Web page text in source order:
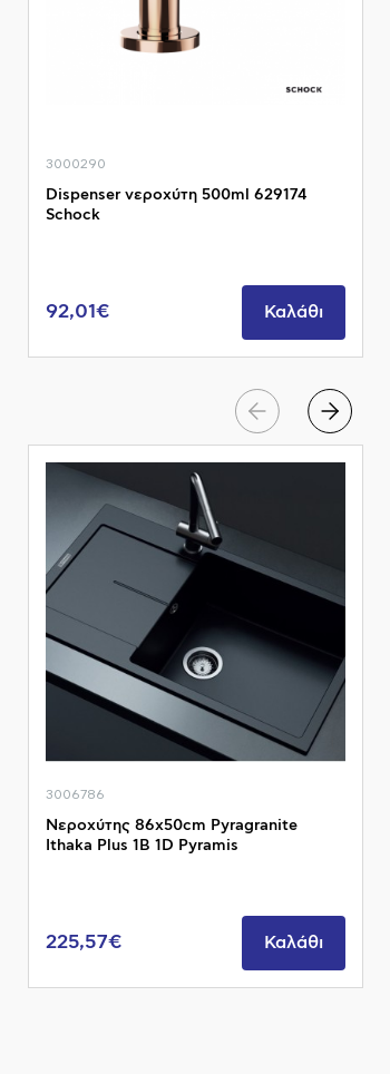
3000290
Dispenser νεροχύτη 500ml 629174
Schock
92,01€ Καλάθι
3006786
Νεροχύτης 86x50cm Pyragranite
Ithaka Plus 1B 1D Pyramis
225,57€ Καλάθι